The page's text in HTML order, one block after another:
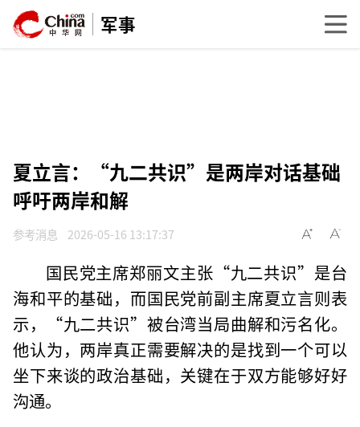
军事
夏立言：“九二共识”是两岸对话基础
呼吁两岸和解
参考消息 2026-05-16 13:17:37
国民党主席郑丽文主张“九二共识”是台
海和平的基础，而国民党前副主席夏立言则表
示，“九二共识”被台湾当局曲解和污名化。
他认为，两岸真正需要解决的是找到一个可以
坐下来谈的政治基础，关键在于双方能够好好
沟通。